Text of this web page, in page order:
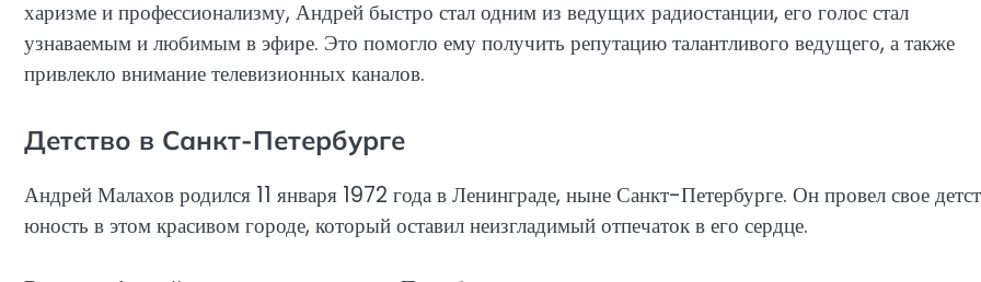
харизме и профессионализму, Андрей быстро стал одним из ведущих радиостанции, его голос стал
узнаваемым и любимым в эфире. Это помогло ему получить репутацию талантливого ведущего, а также
привлекло внимание телевизионных каналов.
Детство в Санкт-Петербурге
Андрей Малахов родился 11 января 1972 года в Ленинграде, ныне Санкт-Петербурге. Он провел свое
юность в этом красивом городе, который оставил неизгладимый отпечаток в его сердце.